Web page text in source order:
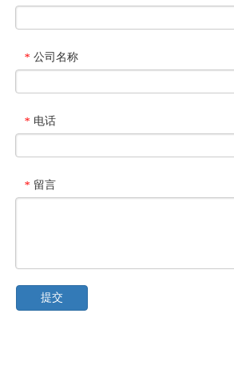
* 公司名称
* 电话
* 留言
提交